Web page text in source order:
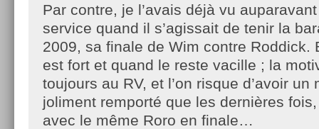
Par contre, je l’avais déjà vu
service quand il s’agissait de tenir la
2009, sa finale de Wim contre Roddick.
est fort et quand le reste vacille ; la
toujours au RV, et l’on risque d’avoir un
joliment remporté que les dernières
avec le même Roro en finale…